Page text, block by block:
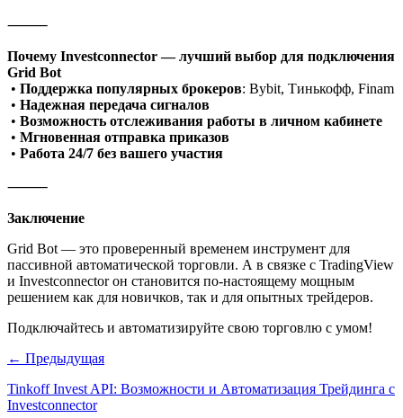
⸻
Почему Investconnector — лучший выбор для подключения
Grid Bot
• Поддержка популярных брокеров: Bybit, Тинькофф, Finam
• Надежная передача сигналов
• Возможность отслеживания работы в личном кабинете
• Мгновенная отправка приказов
• Работа 24/7 без вашего участия
⸻
Заключение
Grid Bot — это проверенный временем инструмент для
пассивной автоматической торговли. А в связке с TradingView
и Investconnector он становится по-настоящему мощным
решением как для новичков, так и для опытных трейдеров.
Подключайтесь и автоматизируйте свою торговлю с умом!
← Предыдущая
Tinkoff Invest API: Возможности и Автоматизация Трейдинга с
Investconnector